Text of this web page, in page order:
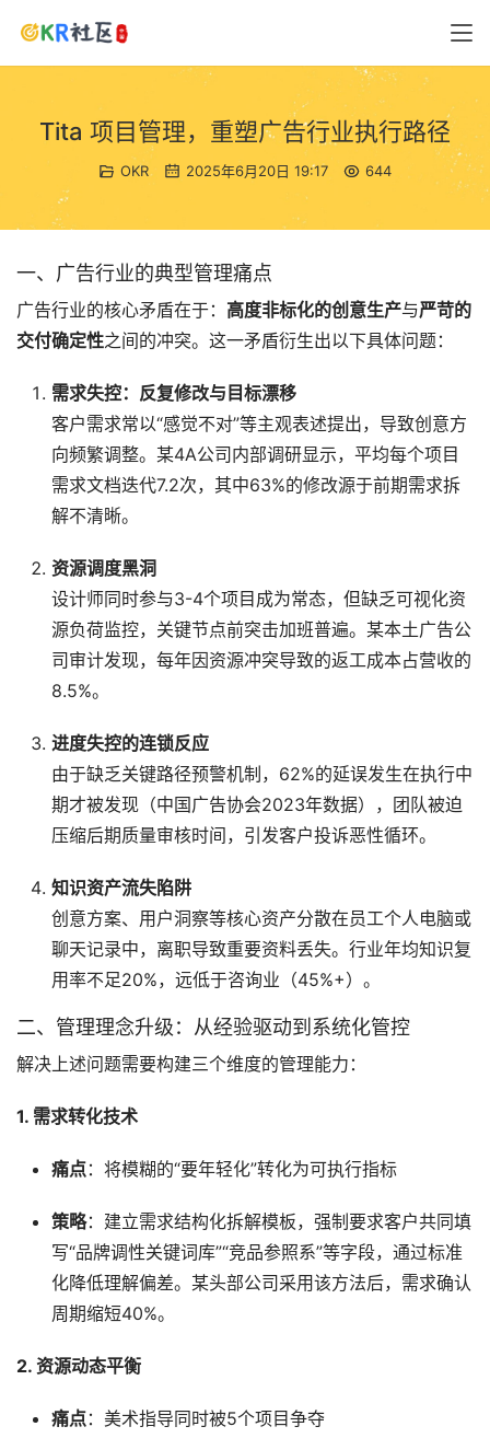
Tita 项目管理，重塑广告行业执行路径
OKR 2025年6月20日 19:17 644
一、广告行业的典型管理痛点
广告行业的核心矛盾在于： 高度非标化的创意生产与严苛的
交付确定性之间的冲突。这一矛盾衍生出以下具体问题：
需求失控：反复修改与目标漂移
客户需求常以“感觉不对”等主观表述提出，导致创意方
向频繁调整。某4A公司内部调研显示，平均每个项目
需求文档迭代7.2次，其中63%的修改源于前期需求拆
解不清晰。
资源调度黑洞
设计师同时参与3-4个项目成为常态，但缺乏可视化资
源负荷监控，关键节点前突击加班普遍。某本土广告公
司审计发现，每年因资源冲突导致的返工成本占营收的
8.5%。
进度失控的连锁反应
由于缺乏关键路径预警机制，62%的延误发生在执行中
期才被发现（中国广告协会2023年数据），团队被迫
压缩后期质量审核时间，引发客户投诉恶性循环。
知识资产流失陷阱
创意方案、用户洞察等核心资产分散在员工个人电脑或
聊天记录中，离职导致重要资料丢失。行业年均知识复
用率不足20%，远低于咨询业（45%+）。
二、管理理念升级：从经验驱动到系统化管控
解决上述问题需要构建三个维度的管理能力：
1. 需求转化技术
痛点：将模糊的“要年轻化”转化为可执行指标
策略：建立需求结构化拆解模板，强制要求客户共同填
写“品牌调性关键词库”“竞品参照系”等字段，通过标准
化降低理解偏差。某头部公司采用该方法后，需求确认
周期缩短40%。
2. 资源动态平衡
痛点：美术指导同时被5个项目争夺